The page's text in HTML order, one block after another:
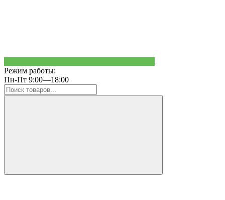
Режим работы:
Пн-Пт 9:00—18:00